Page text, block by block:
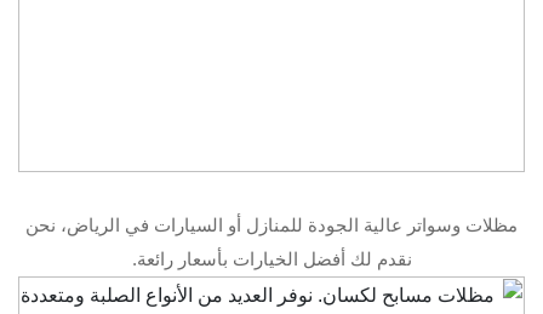
مظلات وسواتر عالية الجودة للمنازل أو السيارات في الرياض، نحن
نقدم لك أفضل الخيارات بأسعار رائعة.